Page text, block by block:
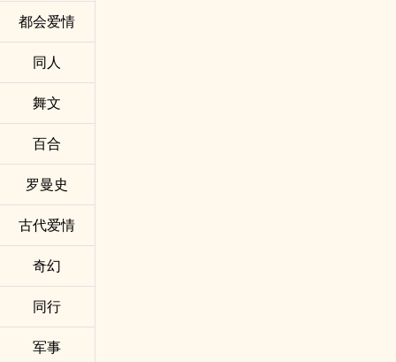
都会爱情
同人
舞文
百合
罗曼史
古代爱情
奇幻
同行
军事